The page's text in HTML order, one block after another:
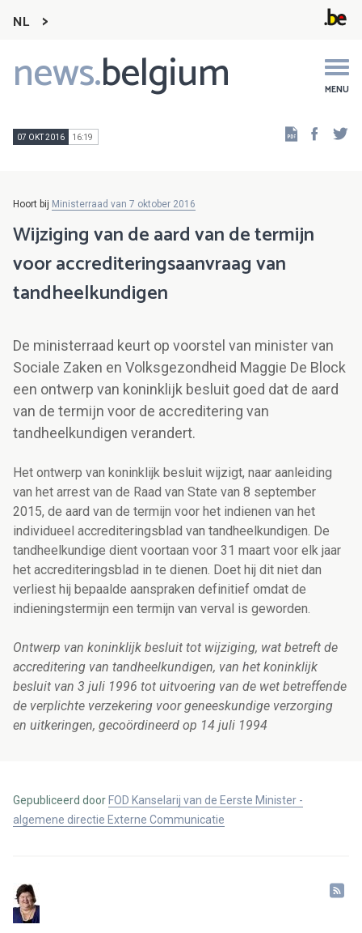
NL
news.belgium MENU
Main
navigation
07 OKT 2016 16:19
Hoort bij Ministerraad van 7 oktober 2016
Wijziging van de aard van de termijn
voor accrediteringsaanvraag van
tandheelkundigen
De ministerraad keurt op voorstel van minister van
Sociale Zaken en Volksgezondheid Maggie De Block
een ontwerp van koninklijk besluit goed dat de aard
van de termijn voor de accreditering van
tandheelkundigen verandert.
Het ontwerp van koninklijk besluit wijzigt, naar aanleiding
van het arrest van de Raad van State van 8 september
2015, de aard van de termijn voor het indienen van het
individueel accrediteringsblad van tandheelkundigen. De
tandheelkundige dient voortaan voor 31 maart voor elk jaar
het accrediteringsblad in te dienen. Doet hij dit niet dan
verliest hij bepaalde aanspraken definitief omdat de
indieningstermijn een termijn van verval is geworden.
Ontwerp van koninklijk besluit tot wijziging, wat betreft de
accreditering van tandheelkundigen, van het koninklijk
besluit van 3 juli 1996 tot uitvoering van de wet betreffende
de verplichte verzekering voor geneeskundige verzorging
en uitkeringen, gecoördineerd op 14 juli 1994
Gepubliceerd door FOD Kanselarij van de Eerste Minister -
algemene directie Externe Communicatie